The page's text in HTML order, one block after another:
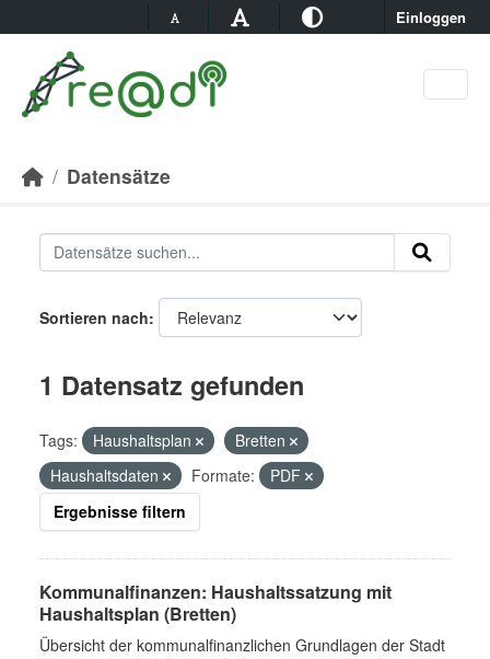
Einloggen
Datensätze
Sortieren nach
1 Datensatz gefunden
Tags: Haushaltsplan
Bretten
Haushaltsdaten
Formate:
PDF
Ergebnisse filtern
Kommunalfinanzen: Haushaltssatzung mit
Haushaltsplan (Bretten)
Übersicht der kommunalfinanzlichen Grundlagen der Stadt